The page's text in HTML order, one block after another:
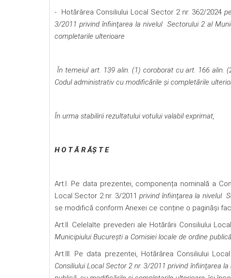
- Hotărârea Consiliului Local Sector 2 nr. 362/2024
3/2011 privind înfiinţarea la nivelulSectorului 2al
completarile ulterioare
În temeiul art. 139 alin. (1) coroborat cu art. 166 alin.
Codul administrativ cu modificările şi completările
În urma stabilirii rezultatului votului valabil exprimat,
H O T Ă R ĂŞ T E
Art.I. Pe data prezentei, componența nominală a
Local Sector 2 nr. 3/2011 privind înfiinţarea la nivelul
se modifică conform Anexei ce conține o paginăși
Art.II. Celelalte prevederi ale Hotărârii Consiliului
Municipiului Bucureşti a Comisiei locale de ordine
Art.III. Pe data prezentei, Hotărârea Consiliului
Consiliului Local Sector 2 nr. 3/2011 privind înfiinţarea la